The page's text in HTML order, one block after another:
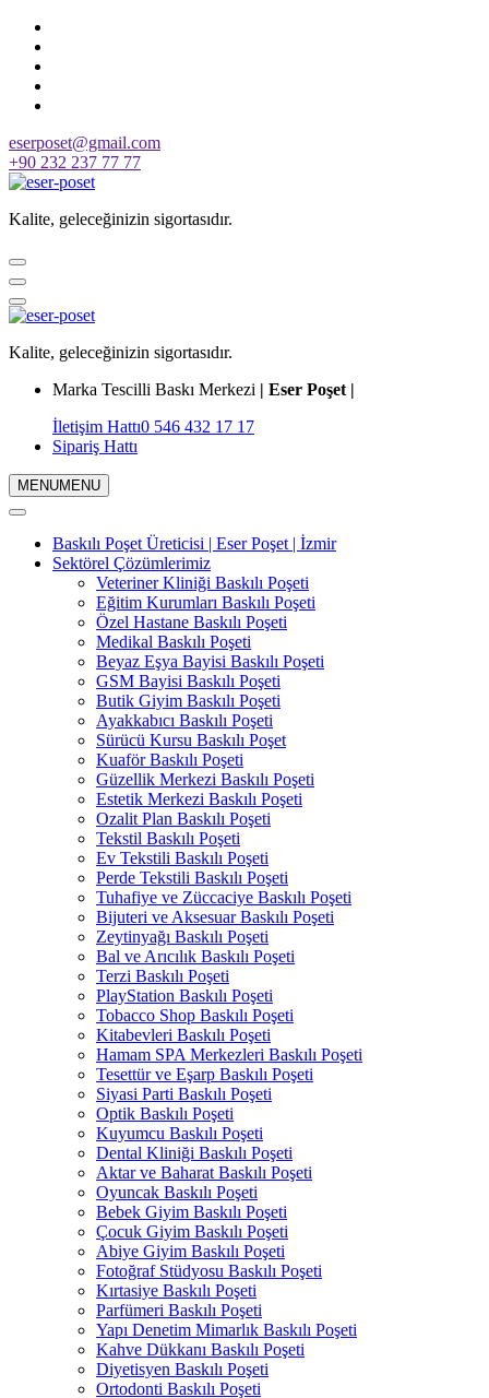
Skip
content
eserposet@gmail.com
+90 232 237 77 77
Kalite, geleceğinizin sigortasıdır.
Kalite, geleceğinizin sigortasıdır.
Marka Tescilli Baskı Merkezi | Eser Poşet |
İletişim Hattı0 546 432 17 17
Sipariş Hattı
MENUMENU
Baskılı Poşet Üreticisi | Eser Poşet | İzmir
Sektörel Çözümlerimiz
Veteriner Kliniği Baskılı Poşeti
Eğitim Kurumları Baskılı Poşeti
Özel Hastane Baskılı Poşeti
Medikal Baskılı Poşeti
Beyaz Eşya Bayisi Baskılı Poşeti
GSM Bayisi Baskılı Poşeti
Butik Giyim Baskılı Poşeti
Ayakkabıcı Baskılı Poşeti
Sürücü Kursu Baskılı Poşet
Kuaför Baskılı Poşeti
Güzellik Merkezi Baskılı Poşeti
Estetik Merkezi Baskılı Poşeti
Ozalit Plan Baskılı Poşeti
Tekstil Baskılı Poşeti
Ev Tekstili Baskılı Poşeti
Perde Tekstili Baskılı Poşeti
Tuhafiye ve Züccaciye Baskılı Poşeti
Bijuteri ve Aksesuar Baskılı Poşeti
Zeytinyağı Baskılı Poşeti
Bal ve Arıcılık Baskılı Poşeti
Terzi Baskılı Poşeti
PlayStation Baskılı Poşeti
Tobacco Shop Baskılı Poşeti
Kitabevleri Baskılı Poşeti
Hamam SPA Merkezleri Baskılı Poşeti
Tesettür ve Eşarp Baskılı Poşeti
Siyasi Parti Baskılı Poşeti
Optik Baskılı Poşeti
Kuyumcu Baskılı Poşeti
Dental Kliniği Baskılı Poşeti
Aktar ve Baharat Baskılı Poşeti
Oyuncak Baskılı Poşeti
Bebek Giyim Baskılı Poşeti
Çocuk Giyim Baskılı Poşeti
Abiye Giyim Baskılı Poşeti
Fotoğraf Stüdyosu Baskılı Poşeti
Kırtasiye Baskılı Poşeti
Parfümeri Baskılı Poşeti
Yapı Denetim Mimarlık Baskılı Poşeti
Kahve Dükkanı Baskılı Poşeti
Diyetisyen Baskılı Poşeti
Ortodonti Baskılı Poşeti